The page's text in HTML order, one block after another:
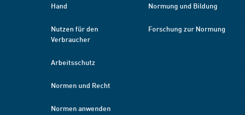
Hand
Nutzen für den
Verbraucher
Arbeitsschutz
Normen und Recht
Normen anwenden
Normung und Bildung
Forschung zur Normung